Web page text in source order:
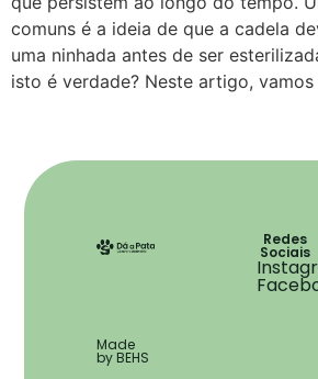
comuns é a ideia de que a cadela
uma ninhada antes de ser
isto é verdade? Neste artigo,
Made
by BEHS
Redes
Sociais